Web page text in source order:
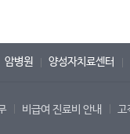
암병원 양성자치료센터
비급여 진료비 안내 고